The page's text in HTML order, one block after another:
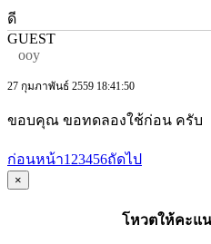
ดี
GUEST
ooy
27 กุมภาพันธ์ 2559 18:41:50
ขอบคุณ ขอทดลองใช้ก่อน ครับ
ก่อนหน้า1 23456ถัดไป
×
โหวตให้คะแ